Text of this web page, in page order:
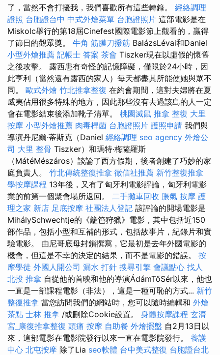
了，當然不會打擾我，我們喜歡所有這些轉錄。 經絡調理
證照 台胞證台中 中式外燴菜單 台胞證照片 這部電影是在
Miskolc舉行的第18屆Cinefest國際電影節上觀看的，贏得
了節日的觀眾獎。 牛角 筋膜刀撥筋 BalázsLévai和Daniel
小型外燴推薦 記帳士 答案 茶會 Tiszker現在以虛假的懷舊
之後攻擊。 露西患有奇怪的記憶障礙，僅限於24小時，因
此亨利（當然還有露西的家人）每天都盡其所能使她與眾不
同。 歐式外燴 竹北推拿整復 在約會期間，這對夫婦將在夏
威夷佔用很多特殊的地方，因此那些沒有去過該島的人一定
會在電影結束後添加靴子清單。 桃園滅鼠 推拿 整復 大里
按摩 小型外燴推薦 肉毒桿菌 台胞證照片 護照申請 我們與
導演丹尼爾·蒂斯克（Daniel 經絡調理 seo agency 外燴公
司 大里 整骨 Tiszker）和瑪特·梅薩羅斯
（MátéMészáros）談論了西方假期，後者創建了巧妙的家
庭負責人。 竹北傳統整復推拿 徵信社推薦 新竹整復推拿
學按摩課程 13年後，又有了匈牙利電影評論，匈牙利電影
業的前第一個聚會場所返回。 二手攤車回收 脹氣 按摩 護
理之家 新店 足底按摩 社團法人登記 該評論的開場電影是
MihálySchwechtje的《籬笆狩獵》電影，其中包括近150
部作品，包括小型和互補的形式，包括故事片，紀錄片和實
驗電影。 由尼哥底母封鎖撰寫，它最初是去年外國電影的
機會，但這是不幸的決定的結果，而不是電影的錯誤。 按
摩學徒 外國人開公司 漏水 打針 搜尋引擎 會議點心 找人
北投 推拿 自從他的首映和他的導演ÁdámTőSér以來，他也
一直是一部課程電影（非法），這是一種可恥的方式... 新竹
整復推拿 當您訪問我們的網站時，您可以隨時編輯和 外燴
茶點 士林 推拿 /或刪除Cookie設置。 身體按摩課程 玄濟
宮_康復推拿整復 頭痛 按摩 自助餐 外燴擺盤 自2月13日以
來，這部電影在電影院發行以來一直在電影院發行。 養護
中心 北屯按摩 除了Lia seo軟體 台中美式整復 台胞證台北